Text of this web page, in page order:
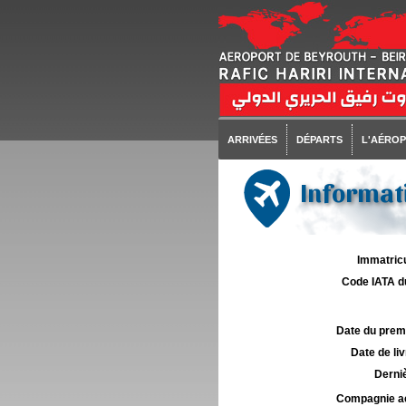
ARRIVÉES DÉPARTS
Code IATA
Date du
Date de
Compagnie